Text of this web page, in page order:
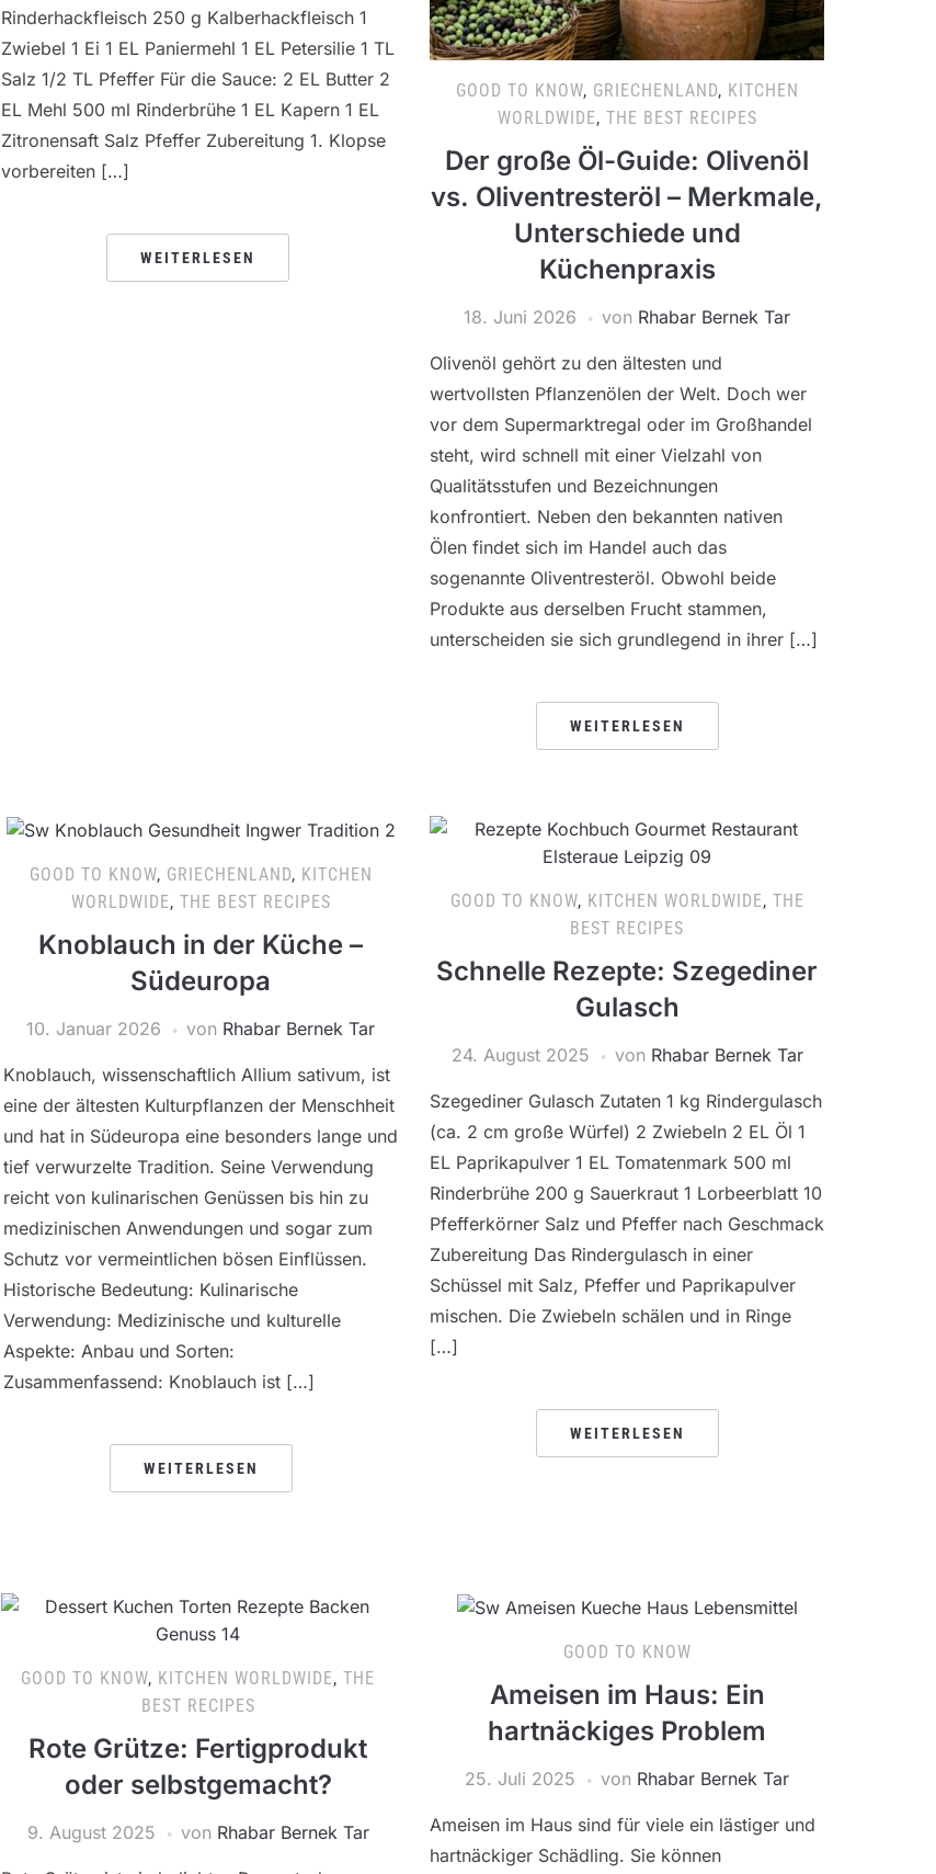
Rinderhackfleisch 250 g Kalberhackfleisch 1
Zwiebel 1 Ei 1 EL Paniermehl 1 EL Petersilie 1 TL
Salz 1/2 TL Pfeffer Für die Sauce: 2 EL Butter 2
EL Mehl 500 ml Rinderbrühe 1 EL Kapern 1 EL
Zitronensaft Salz Pfeffer Zubereitung 1. Klopse
vorbereiten […]
WEITERLESEN
GOOD TO KNOW, GRIECHENLAND, KITCHEN
WORLDWIDE, THE BEST RECIPES
Der große Öl-Guide: Olivenöl
vs. Oliventresteröl – Merkmale,
Unterschiede und
Küchenpraxis
18. Juni 2026 von Rhabar Bernek Tar
Olivenöl gehört zu den ältesten und
wertvollsten Pflanzenölen der Welt. Doch wer
vor dem Supermarktregal oder im Großhandel
steht, wird schnell mit einer Vielzahl von
Qualitätsstufen und Bezeichnungen
konfrontiert. Neben den bekannten nativen
Ölen findet sich im Handel auch das
sogenannte Oliventresteröl. Obwohl beide
Produkte aus derselben Frucht stammen,
unterscheiden sie sich grundlegend in ihrer […]
WEITERLESEN
GOOD TO KNOW, GRIECHENLAND, KITCHEN
WORLDWIDE, THE BEST RECIPES
Knoblauch in der Küche –
Südeuropa
10. Januar 2026 von Rhabar Bernek Tar
Knoblauch, wissenschaftlich Allium sativum, ist
eine der ältesten Kulturpflanzen der Menschheit
und hat in Südeuropa eine besonders lange und
tief verwurzelte Tradition. Seine Verwendung
reicht von kulinarischen Genüssen bis hin zu
medizinischen Anwendungen und sogar zum
Schutz vor vermeintlichen bösen Einflüssen.
Historische Bedeutung: Kulinarische
Verwendung: Medizinische und kulturelle
Aspekte: Anbau und Sorten:
Zusammenfassend: Knoblauch ist […]
WEITERLESEN
GOOD TO KNOW, KITCHEN WORLDWIDE, THE
BEST RECIPES
Schnelle Rezepte: Szegediner
Gulasch
24. August 2025 von Rhabar Bernek Tar
Szegediner Gulasch Zutaten 1 kg Rindergulasch
(ca. 2 cm große Würfel) 2 Zwiebeln 2 EL Öl 1
EL Paprikapulver 1 EL Tomatenmark 500 ml
Rinderbrühe 200 g Sauerkraut 1 Lorbeerblatt 10
Pfefferkörner Salz und Pfeffer nach Geschmack
Zubereitung Das Rindergulasch in einer
Schüssel mit Salz, Pfeffer und Paprikapulver
mischen. Die Zwiebeln schälen und in Ringe
[…]
WEITERLESEN
GOOD TO KNOW, KITCHEN WORLDWIDE,THE
BEST RECIPES
Rote Grütze: Fertigprodukt
oder selbstgemacht?
9. August 2025 von Rhabar Bernek Tar
GOOD TO KNOW
Ameisen im Haus: Ein
hartnäckiges Problem
25. Juli 2025 von Rhabar Bernek Tar
Ameisen im Haus sind für viele ein lästiger und
hartnäckiger Schädling. Sie können